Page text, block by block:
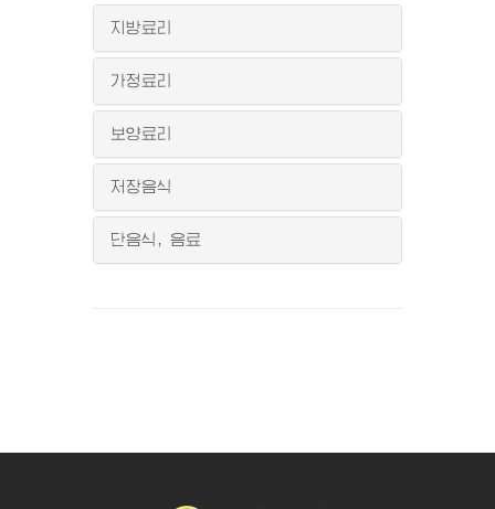
지방료리
가정료리
보양료리
저장음식
단음식, 음료